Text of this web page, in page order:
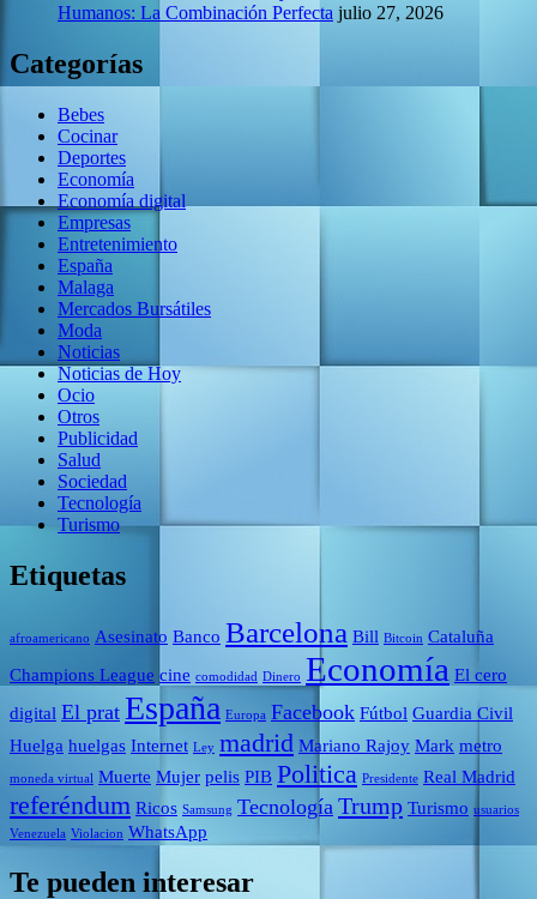
Humanos: La Combinación Perfecta julio 27, 2026
Categorías
Bebes
Cocinar
Deportes
Economía
Economía digital
Empresas
Entretenimiento
España
Malaga
Mercados Bursátiles
Moda
Noticias
Noticias de Hoy
Ocio
Otros
Publicidad
Salud
Sociedad
Tecnología
Turismo
Etiquetas
afroamericano Asesinato Banco Barcelona Bill Bitcoin Cataluña
Champions League cine comodidad Dinero Economía El cero
digital El prat España Europa Facebook Fútbol Guardia Civil
Huelga huelgas Internet Ley madrid Mariano Rajoy Mark metro
moneda virtual Muerte Mujer pelis PIB Politica Presidente Real Madrid
referéndum Ricos Samsung Tecnología Trump Turismo usuarios
Venezuela Violacion WhatsApp
Te pueden interesar